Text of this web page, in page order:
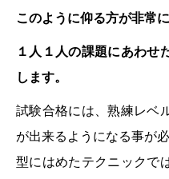
このように仰る方が非常
１人１人の課題にあわせ
します。
試験合格には、熟練レベ
が出来るようになる事が必
型にはめたテクニックで